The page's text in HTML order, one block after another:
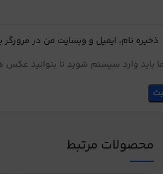
ذخیره نام، ایمیل و وبسایت من در
باید وارد سیستم شوید تا بتوانید عکس
محصولات مرتبط